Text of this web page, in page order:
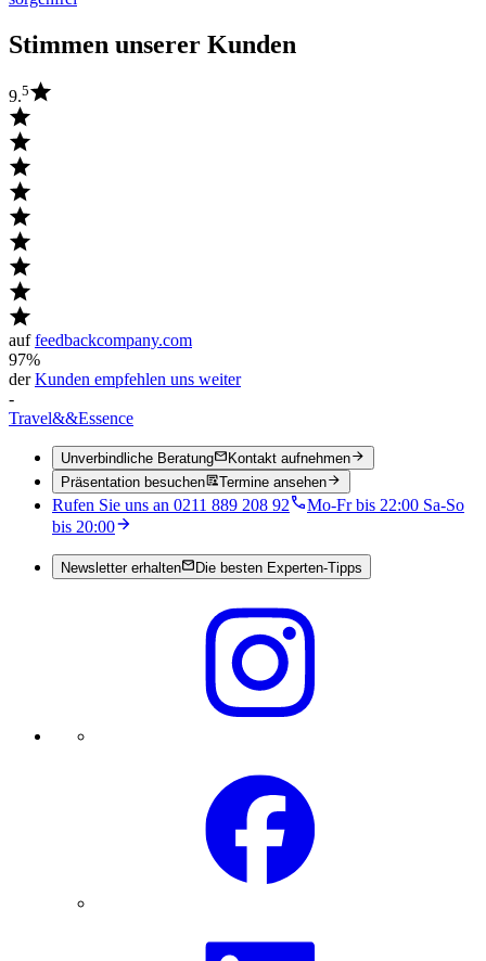
Stimmen unserer Kunden
9.5
auffeedbackcompany.com
97%
derKunden empfehlen uns weiter
-
Travel&&Essence
Unverbindliche Beratung
Kontakt aufnehmen
Präsentation besuchen
Termine ansehen
Rufen Sie uns an 0211 889 208 92
Mo-Fr bis 22:00 Sa-So
bis 20:00
Newsletter erhalten Die besten Experten-Tipps